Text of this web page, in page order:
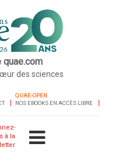
quae.com
des sciences
QUAE-OPEN
NOS EBOOKS EN ACCÈS LIBRE
à la